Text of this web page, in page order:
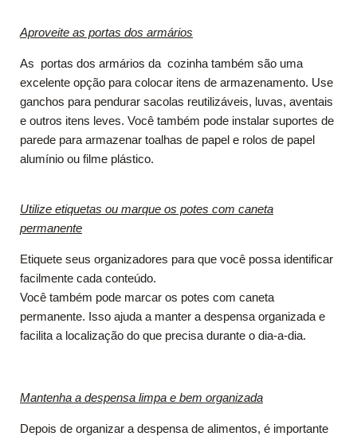
Aproveite as portas dos armários
As portas dos armários da cozinha também são uma
excelente opção para colocar itens de armazenamento. Use
ganchos para pendurar sacolas reutilizáveis, luvas, aventais
e outros itens leves. Você também pode instalar suportes de
parede para armazenar toalhas de papel e rolos de papel
alumínio ou filme plástico.
Utilize etiquetas ou marque os potes com caneta
permanente
Etiquete seus organizadores para que você possa identificar
facilmente cada conteúdo.
Você também pode marcar os potes com caneta
permanente. Isso ajuda a manter a despensa organizada e
facilita a localização do que precisa durante o dia-a-dia.
Mantenha a despensa limpa e bem organizada
Depois de organizar a despensa de alimentos, é importante